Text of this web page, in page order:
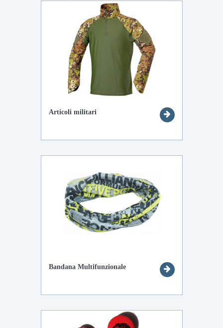
Articoli militari
Bandana Multifunzionale